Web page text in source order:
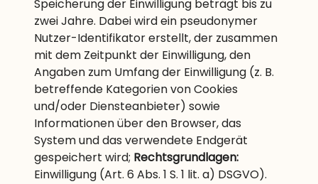
Speicherung der Einwilligung beträgt bis zu
zwei Jahre. Dabei wird ein pseudonymer
Nutzer-Identifikator erstellt, der zusammen
mit dem Zeitpunkt der Einwilligung, den
Angaben zum Umfang der Einwilligung (z. B.
betreffende Kategorien von Cookies
und/oder Diensteanbieter) sowie
Informationen über den Browser, das
System und das verwendete Endgerät
gespeichert wird; Rechtsgrundlagen:
Einwilligung (Art. 6 Abs. 1 S. 1 lit. a) DSGVO).